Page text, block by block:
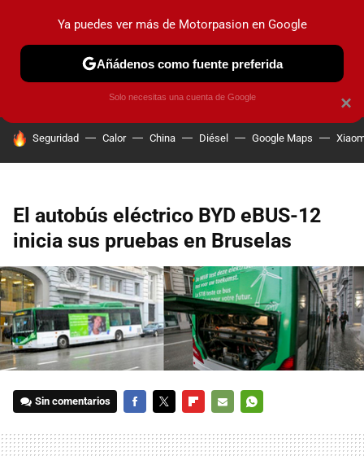
PRUEBAS COCHES ELÉCTRICOS OBSERVATORIO
HOY SE HABLA DE
Seguridad Calor China Diésel Google Maps
El autobús eléctrico BYD eBUS-12
inicia sus pruebas en Bruselas
Sin comentarios
MAIL
×
Ya puedes ver más de Motorpasion en Google
Añádenos como fuente preferida
Solo necesitas una cuenta de Google